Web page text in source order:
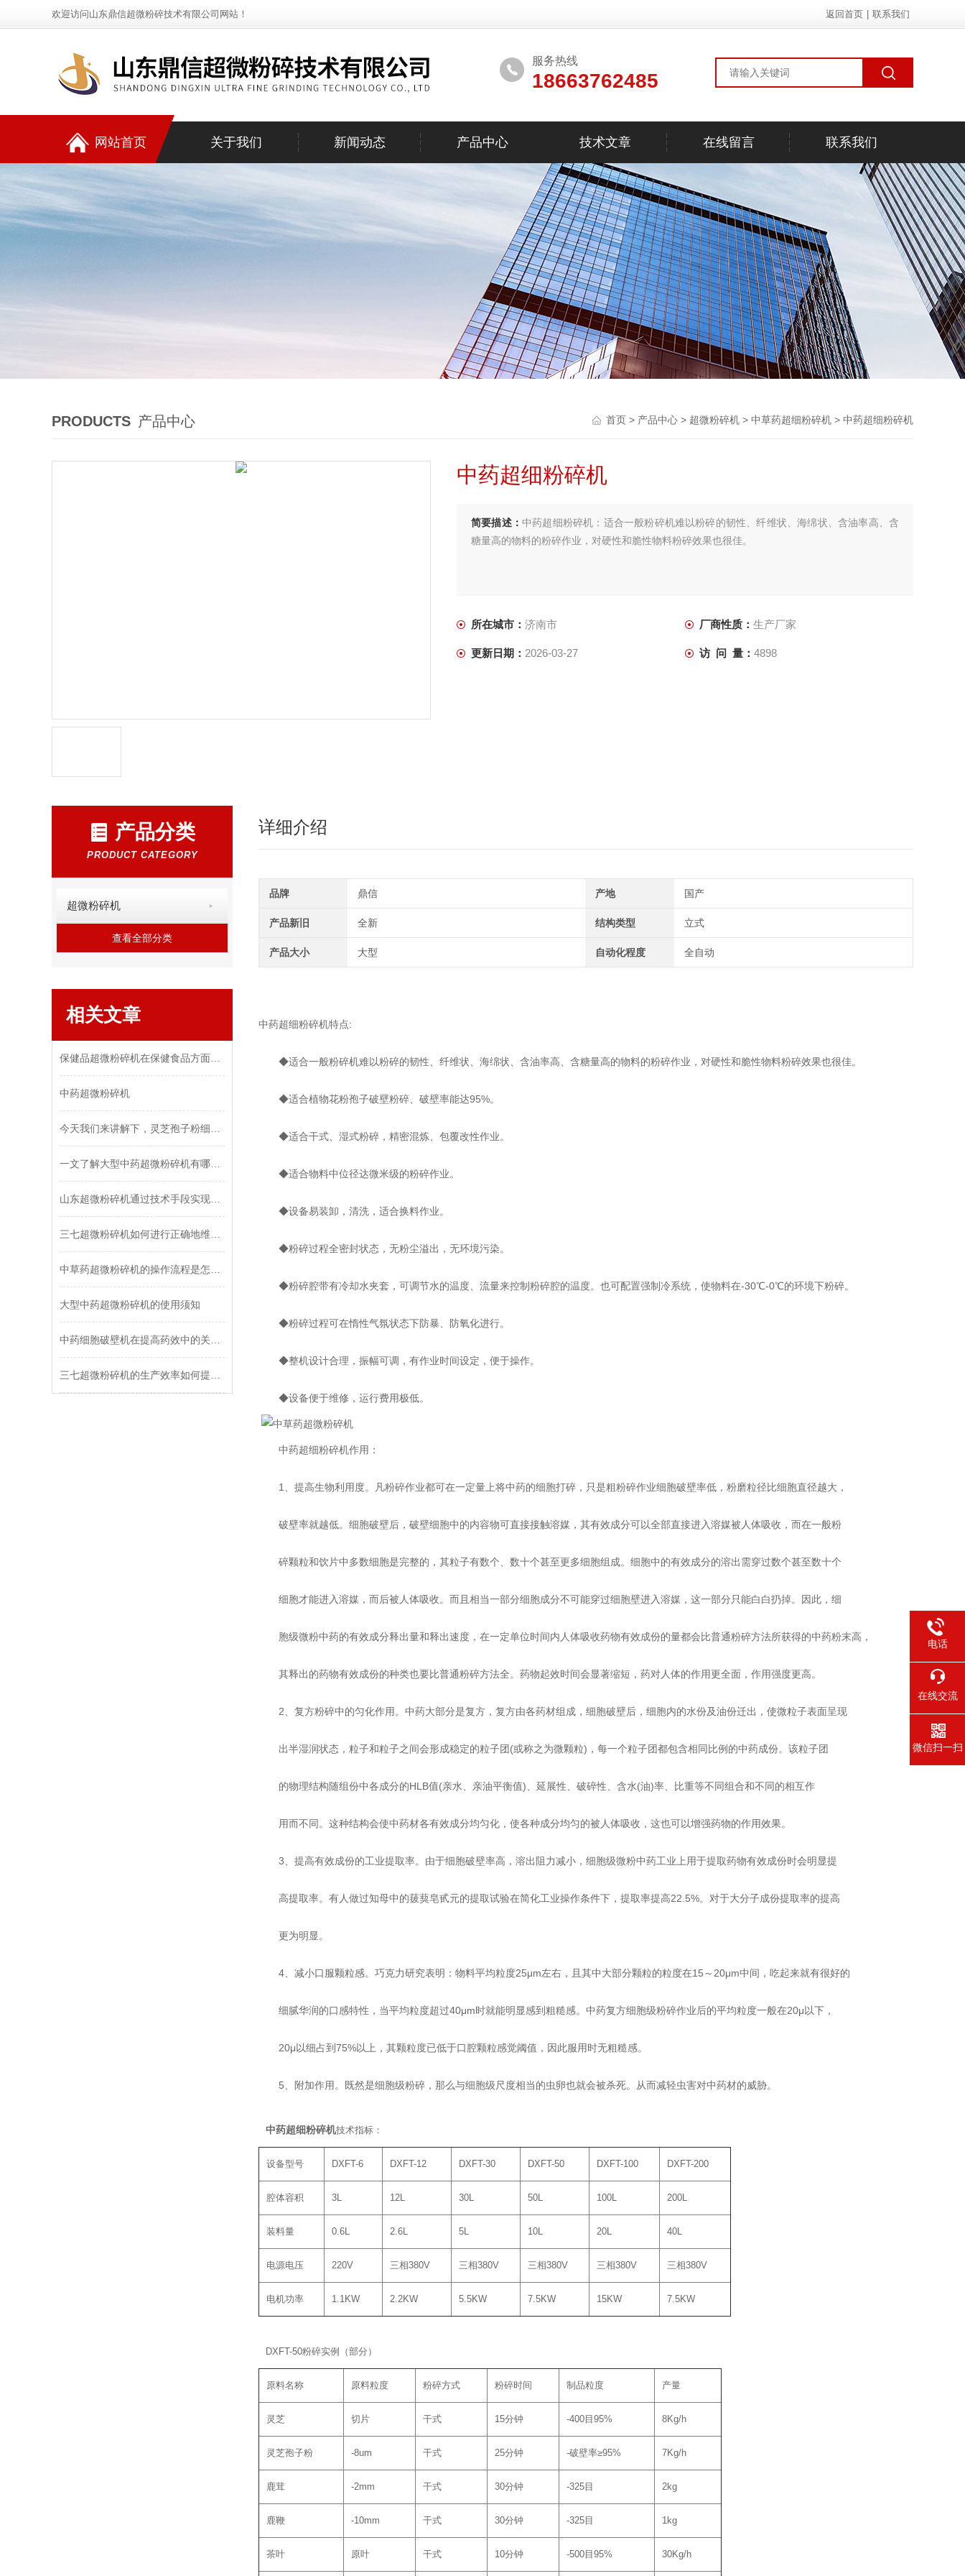
欢迎访问山东鼎信超微粉碎技术有限公司网站！ 返回首页 联系我们
服务热线
18663762485
网站首页 关于我们 新闻动态 产品中心 技术文章 在线留言 联系我们
PRODUCTS 产品中心 首页 > 产品中心 > 超微粉碎机 > 中草药超细粉碎机 > 中药超细粉碎机
中药超细粉碎机
简要描述： 中药超细粉碎机：适合一般粉碎机难以粉碎的韧性、纤维状、海绵状、含油率高、含
糖量高的物料的粉碎作业，对硬性和脆性物料粉碎效果也很佳。
所在城市： 济南市 厂商性质： 生产厂家
更新日期： 2026-03-27 访 问 量： 4898
产品分类
PRODUCT CATEGORY
超微粉碎机
查看全部分类
相关文章
中药超微粉碎机
大型中药超微粉碎机的使用须知
详细介绍
品牌 鼎信 产地 国产
产品新旧 全新 结构类型 立式
产品大小 大型 自动化程度 全自动
中药超细粉碎机特点:
◆适合一般粉碎机难以粉碎的韧性、纤维状、海绵状、含油率高、含糖量高的物料的粉碎作业，对硬性和脆性物料粉碎效果也很佳。
◆适合植物花粉孢子破壁粉碎、破壁率能达95%。
◆适合干式、湿式粉碎，精密混炼、包覆改性作业。
◆适合物料中位径达微米级的粉碎作业。
◆设备易装卸，清洗，适合换料作业。
◆粉碎过程全密封状态，无粉尘溢出，无环境污染。
◆粉碎腔带有冷却水夹套，可调节水的温度、流量来控制粉碎腔的温度。也可配置强制冷系统，使物料在-30℃-0℃的环境下粉碎。
◆粉碎过程可在惰性气氛状态下防暴、防氧化进行。
◆整机设计合理，振幅可调，有作业时间设定，便于操作。
◆设备便于维修，运行费用极低。
中药超细粉碎机作用：
1、提高生物利用度。凡粉碎作业都可在一定量上将中药的细胞打碎，只是粗粉碎作业细胞破壁率低，粉磨粒径比细胞直径越大，
破壁率就越低。细胞破壁后，破壁细胞中的内容物可直接接触溶媒，其有效成分可以全部直接进入溶媒被人体吸收，而在一般粉
碎颗粒和饮片中多数细胞是完整的，其粒子有数个、数十个甚至更多细胞组成。细胞中的有效成分的溶出需穿过数个甚至数十个
细胞才能进入溶媒，而后被人体吸收。而且相当一部分细胞成分不可能穿过细胞壁进入溶媒，这一部分只能白白扔掉。因此，细
胞级微粉中药的有效成分释出量和释出速度，在一定单位时间内人体吸收药物有效成份的量都会比普通粉碎方法所获得的中药粉末高，
其释出的药物有效成份的种类也要比普通粉碎方法全。药物起效时间会显著缩短，药对人体的作用更全面，作用强度更高。
2、复方粉碎中的匀化作用。中药大部分是复方，复方由各药材组成，细胞破壁后，细胞内的水份及油份迁出，使微粒子表面呈现
出半湿润状态，粒子和粒子之间会形成稳定的粒子团(或称之为微颗粒)，每一个粒子团都包含相同比例的中药成份。该粒子团
的物理结构随组份中各成分的HLB值(亲水、亲油平衡值)、延展性、破碎性、含水(油)率、比重等不同组合和不同的相互作
用而不同。这种结构会使中药材各有效成分均匀化，使各种成分均匀的被人体吸收，这也可以增强药物的作用效果。
3、提高有效成份的工业提取率。由于细胞破壁率高，溶出阻力减小，细胞级微粉中药工业上用于提取药物有效成份时会明显提
高提取率。有人做过知母中的菝葜皂甙元的提取试验在简化工业操作条件下，提取率提高22.5%。对于大分子成份提取率的提高
更为明显。
4、减小口服颗粒感。巧克力研究表明：物料平均粒度25μm左右，且其中大部分颗粒的粒度在15～20μm中间，吃起来就有很好的
细腻华润的口感特性，当平均粒度超过40μm时就能明显感到粗糙感。中药复方细胞级粉碎作业后的平均粒度一般在20μ以下，
20μ以细占到75%以上，其颗粒度已低于口腔颗粒感觉阈值，因此服用时无粗糙感。
5、附加作用。既然是细胞级粉碎，那么与细胞级尺度相当的虫卵也就会被杀死。从而减轻虫害对中药材的威胁。
中药超细粉碎机技术指标：
设备型号 DXFT-6 DXFT-12 DXFT-30 DXFT-50 DXFT-100 DXFT-200
腔体容积 3L 12L 30L 50L 100L 200L
装料量 0.6L 2.6L 5L 10L 20L 40L
电源电压 220V 三相380V 三相380V 三相380V 三相380V 三相380V
电机功率 1.1KW 2.2KW 5.5KW 7.5KW 15KW 7.5KW
DXFT-50粉碎实例（部分）
原料名称 原料粒度 粉碎方式 粉碎时间 制品粒度 产量
灵芝 切片 干式 15分钟 -400目95% 8Kg/h
灵芝孢子粉 -8um 干式 25分钟 -破壁率≥95% 7Kg/h
鹿茸 -2mm 干式 30分钟 -325目 2kg
鹿鞭 -10mm 干式 30分钟 -325目 1kg
茶叶 原叶 干式 10分钟 -500目95% 30Kg/h
电话
在线交流
微信扫一扫